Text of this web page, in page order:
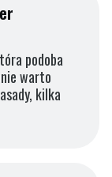
podoba
warto
kilka